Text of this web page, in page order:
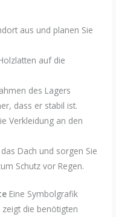
aus und planen Sie
auf die
des Lagers
dass er stabil ist.
Verkleidung an den
Dach und sorgen Sie
Schutz vor Regen.
Eine Symbolgrafik
die benötigten